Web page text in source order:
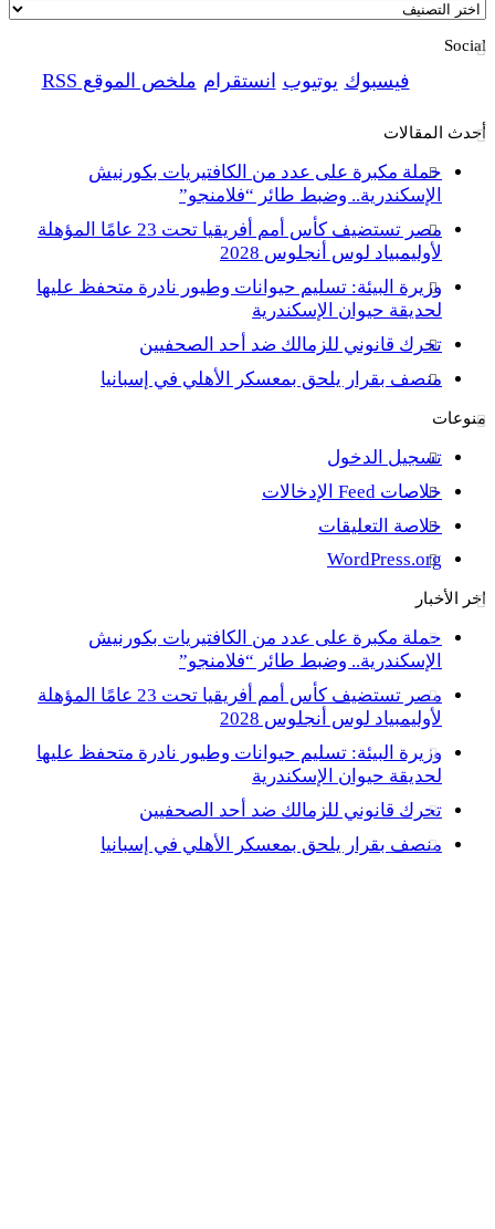
Social
فيسبوك يوتيوب انستقرام ملخص الموقع RSS
أحدث المقالات
حملة مكبرة على عدد من الكافتيريات بكورنيش
الإسكندرية.. وضبط طائر “فلامنجو”
مصر تستضيف كأس أمم أفريقيا تحت 23 عامًا المؤهلة
لأوليمبياد لوس أنجلوس 2028
وزيرة البيئة: تسليم حيوانات وطيور نادرة متحفظ عليها
لحديقة حيوان الإسكندرية
تحرك قانوني للزمالك ضد أحد الصحفيين
منصف بقرار يلحق بمعسكر الأهلي في إسبانيا
منوعات
تسجيل الدخول
خلاصات Feed الإدخالات
خلاصة التعليقات
WordPress.org
اخر الأخبار
حملة مكبرة على عدد من الكافتيريات بكورنيش
الإسكندرية.. وضبط طائر “فلامنجو”
مصر تستضيف كأس أمم أفريقيا تحت 23 عامًا المؤهلة
لأوليمبياد لوس أنجلوس 2028
وزيرة البيئة: تسليم حيوانات وطيور نادرة متحفظ عليها
لحديقة حيوان الإسكندرية
تحرك قانوني للزمالك ضد أحد الصحفيين
منصف بقرار يلحق بمعسكر الأهلي في إسبانيا